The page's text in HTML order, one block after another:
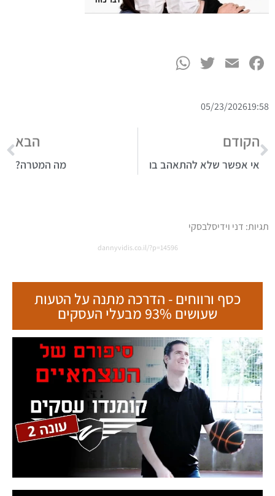
Facebook
Email
Twitter
19:58
05/23/2026
הקודם
אי אפשר שלא להתאהב בו
הבא
מה המטרה?
תגיות: דני וידיסלבסקי
dannyvidis.co.il/?p=14596
כסף ורווחים - הדרכה מתנה על הטעות
שעושים 93% מבעלי העסקים